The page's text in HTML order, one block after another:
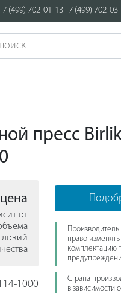
(499) 702-01-13+7 (499) 702-
пресс
от
1000
право
комплектацию
Страна
в зависимости